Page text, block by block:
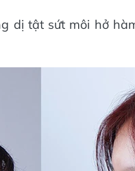
dị tật sứt môi hở